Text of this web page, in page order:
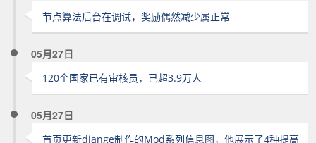
节点算法后台在调试，奖励偶然减少属正常
05月27日
120个国家已有审核员，已超3.9万人
05月27日
首页更新diange制作的Mod系列信息图，他展示了4种提高